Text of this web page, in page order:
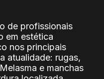
de profissionais
em estética
nos principais
atualidade: rugas,
e manchas